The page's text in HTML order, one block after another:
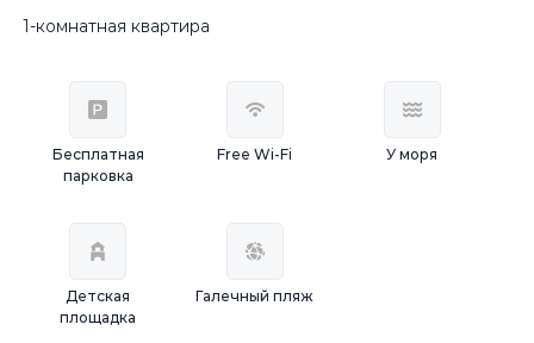
1-комнатная квартира
Бесплатная
парковка
Free Wi-Fi У моря
Детская
площадка
Галечный пляж